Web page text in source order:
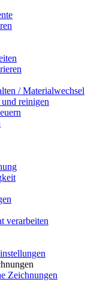
/ Materialwechsel
reinigen
verarbeiten
Zeichnungen